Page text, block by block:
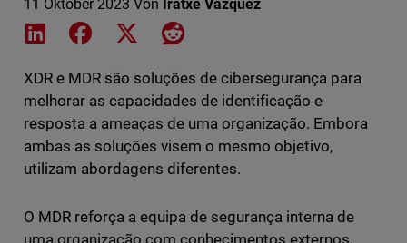
11 Oktober 2023 Von Iratxe Vazquez
Share on LinkedIn
Share on Facebook
Share on XShare on Reddit
XDR e MDR são soluções de cibersegurança para
melhorar as capacidades de identificação e
resposta a ameaças de uma organização. Embora
ambas as soluções visem o mesmo objetivo,
utilizam abordagens diferentes.
O MDR reforça a equipa de segurança interna de